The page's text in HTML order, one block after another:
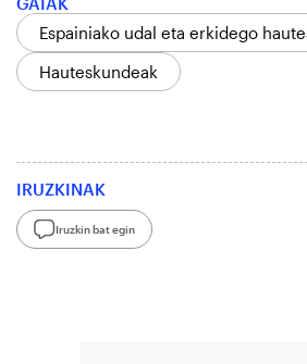
Espainiako udal eta erkidego
Hauteskundeak
IRUZKINAK
Iruzkin bat egin